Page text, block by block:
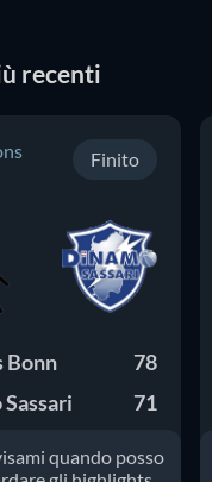
recenti
Finito
Bonn
78
71
quando posso